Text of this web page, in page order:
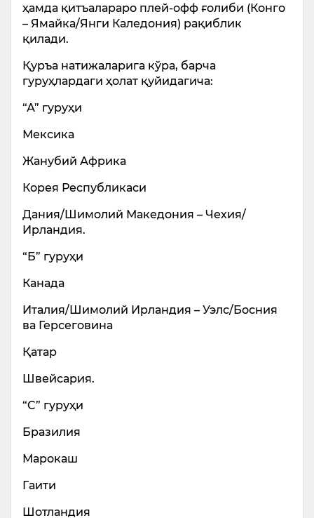
ҳамда қитъалараро плей-офф ғолиби (Конго
– Ямайка/Янги Каледония) рақиблик
қилади.
Қуръа натижаларига кўра, барча
гуруҳлардаги ҳолат қуйидагича:
“А” гуруҳи
Мексика
Жанубий Африка
Корея Республикаси
Дания/Шимолий Македония – Чехия/
Ирландия.
“Б” гуруҳи
Канада
Италия/Шимолий Ирландия – Уэлс/Босния
ва Герсеговина
Қатар
Швейсария.
“C” гуруҳи
Бразилия
Марокаш
Гаити
Шотландия